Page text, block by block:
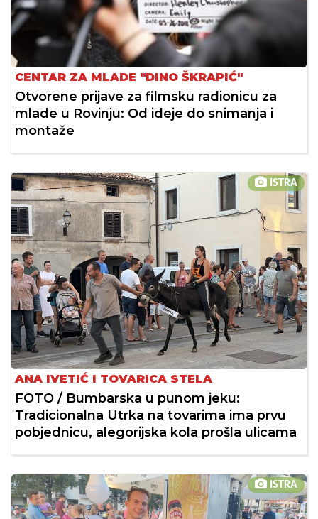
CENTAR ZA MLADE "DINO ŠKRAPIĆ"
Otvorene prijave za filmsku radionicu za
mlade u Rovinju: Od ideje do snimanja i
montaže
ISTRA
ANA IVETIĆ I TOVARICA STELA
FOTO / Bumbarska u punom jeku:
Tradicionalna Utrka na tovarima ima prvu
pobjednicu, alegorijska kola prošla ulicama
ISTRA